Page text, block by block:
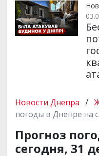
Новости Днепра /
погоды в Днепре на
Прогноз
сегодня, 31